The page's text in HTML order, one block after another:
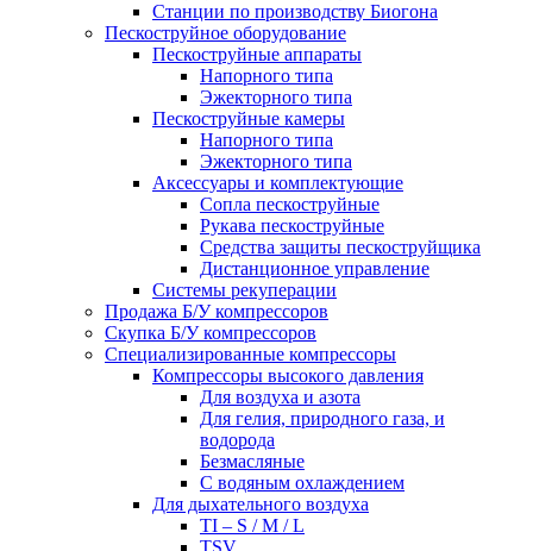
Станции по производству Биогона
Пескоструйное оборудование
Пескоструйные аппараты
Напорного типа
Эжекторного типа
Пескоструйные камеры
Напорного типа
Эжекторного типа
Аксессуары и комплектующие
Сопла пескоструйные
Рукава пескоструйные
Средства защиты пескоструйщика
Дистанционное управление
Системы рекуперации
Продажа Б/У компрессоров
Скупка Б/У компрессоров
Специализированные компрессоры
Компрессоры высокого давления
Для воздуха и азота
Для гелия, природного газа, и
водорода
Безмасляные
С водяным охлаждением
Для дыхательного воздуха
TI – S / M / L
TSV